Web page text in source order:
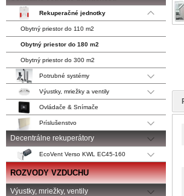
Rekuperačné jednotky
Obytný priestor do 110 m2
Obytný priestor do 180 m2
Obytný priestor do 300 m2
Potrubné systémy
Výustky, mriežky a ventily
Ovládače & Snímače
Príslušenstvo
Decentrálne rekuperátory
EcoVent Verso KWL EC45-160
ROZVODY VZDUCHU
Výustky, mriežky, ventily